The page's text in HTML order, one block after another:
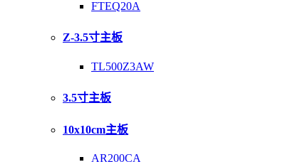
FTEQ20A
Z-3.5寸主板
TL500Z3AW
3.5寸主板
10x10cm主板
AR200CA